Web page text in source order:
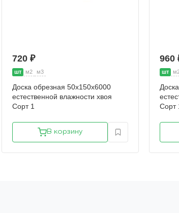
720 ₽
шт м2 м3
Доска обрезная 50х150х6000
естественной влажности хвоя
Сорт 1
В корзину
960
шт
Сорт